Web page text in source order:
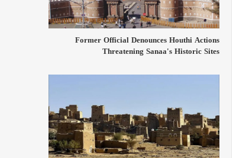
Former Official Denounces Houthi Actions
Threatening Sanaa's Historic Sites